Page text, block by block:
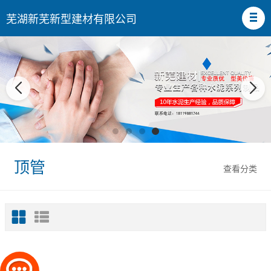
芜湖新芜新型建材有限公司
查看分类
顶管